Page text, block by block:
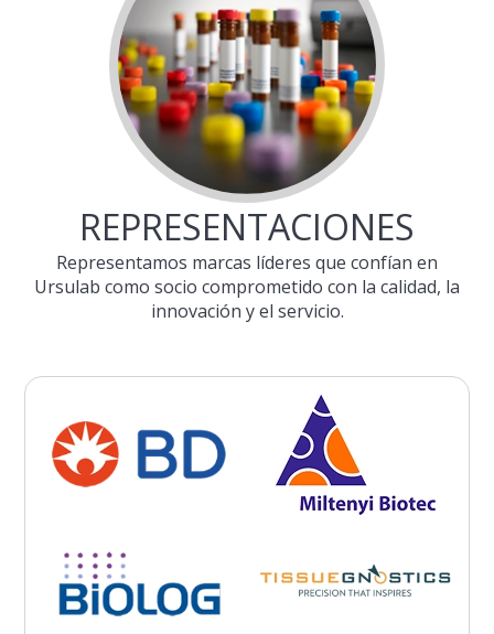
REPRESENTACIONES
Representamos marcas líderes que confían en
Ursulab como socio comprometido con la calidad, la
innovación y el servicio.